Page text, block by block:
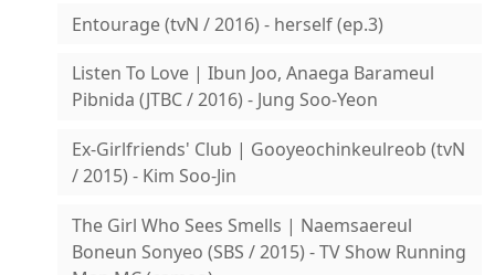
Entourage (tvN / 2016) - herself (ep.3)
Listen To Love | Ibun Joo, Anaega Barameul
Pibnida (JTBC / 2016) - Jung Soo-Yeon
Ex-Girlfriends' Club | Gooyeochinkeulreob (tvN
/ 2015) - Kim Soo-Jin
The Girl Who Sees Smells | Naemsaereul
Boneun Sonyeo (SBS / 2015) - TV Show Running